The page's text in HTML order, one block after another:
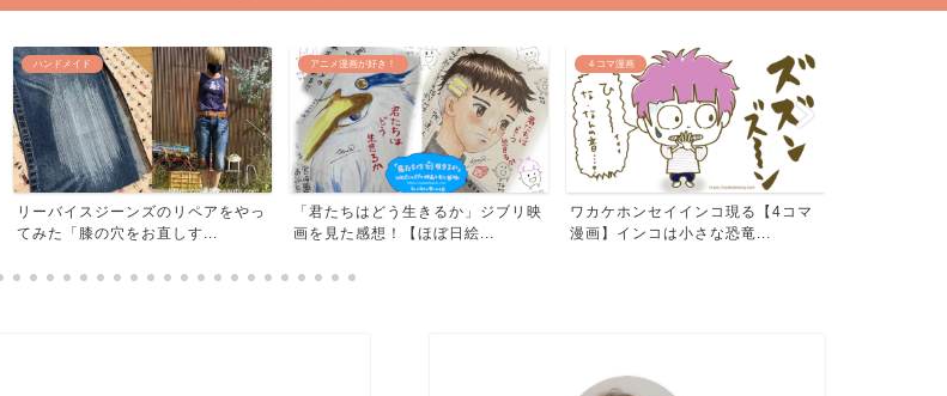
アニメ漫画が好き！
「君たちはどう生きるか」ジブリ映
画を見た感想！【ほぼ日絵...
４コマ漫画
ワカケホンセイインコ現る【4コマ
漫画】インコは小さな恐竜...
アニメ漫画が好き！
呪術廻戦アニメ２期がスタート！
「五条悟をほぼ日絵日記に描...